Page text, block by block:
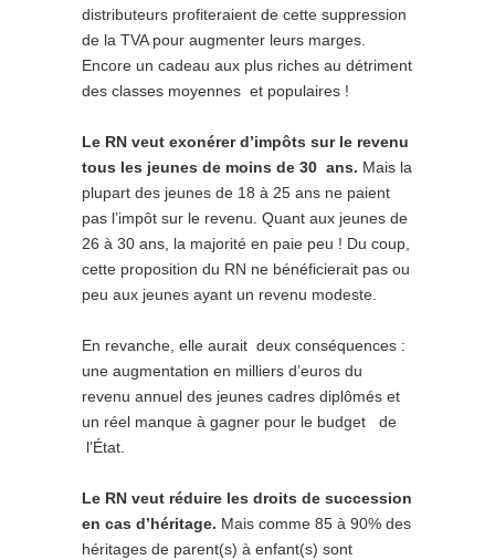
distributeurs profiteraient de cette suppression
de la TVA pour augmenter leurs marges.
Encore un cadeau aux plus riches au détriment
des classes moyennes et populaires !
Le RN veut exonérer d’impôts sur le revenu
tous les jeunes de moins de 30 ans. Mais la
plupart des jeunes de 18 à 25 ans ne paient
pas l’impôt sur le revenu. Quant aux jeunes de
26 à 30 ans, la majorité en paie peu ! Du coup,
cette proposition du RN ne bénéficierait pas ou
peu aux jeunes ayant un revenu modeste.
En revanche, elle aurait deux conséquences :
une augmentation en milliers d’euros du
revenu annuel des jeunes cadres diplômés et
un réel manque à gagner pour le budget de
l’État.
Le RN veut réduire les droits de succession
en cas d’héritage. Mais comme 85 à 90% des
héritages de parent(s) à enfant(s) sont